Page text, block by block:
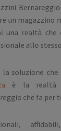
un magazzino
una realtà che
allo
soluzione che
è la realtà
che fa per